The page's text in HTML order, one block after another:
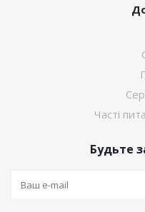
Часті
Будьте